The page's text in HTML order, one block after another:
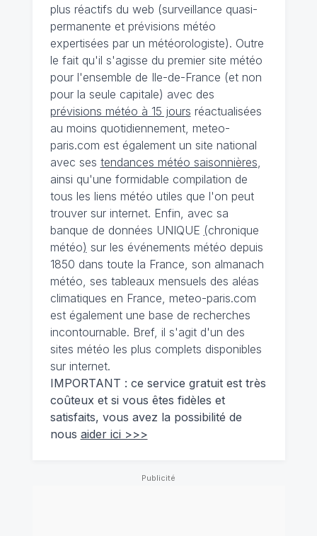
plus réactifs du web (surveillance quasi-
permanente et prévisions météo
expertisées par un météorologiste). Outre
le fait qu'il s'agisse du premier site météo
pour l'ensemble de Ile-de-France (et non
pour la seule capitale) avec des
prévisions météo à 15 jours réactualisées
au moins quotidiennement, meteo-
paris.com est également un site national
avec ses tendances météo saisonnières
ainsi qu'une formidable compilation de
tous les liens météo utiles que l'on peut
trouver sur internet. Enfin, avec sa
banque de données UNIQUE (chronique
météo) sur les événements météo depuis
1850 dans toute la France, son almanach
météo, ses tableaux mensuels des aléas
climatiques en France, meteo-paris.com
est également une base de recherches
incontournable. Bref, il s'agit d'un des
sites météo les plus complets disponibles
sur internet.
IMPORTANT : ce service gratuit est très
coûteux et si vous êtes fidèles et
satisfaits, vous avez la possibilité de
nous aider ici >>>